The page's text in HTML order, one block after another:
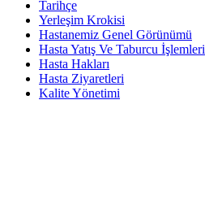
Tarihçe
Yerleşim Krokisi
Hastanemiz Genel Görünümü
Hasta Yatış Ve Taburcu İşlemleri
Hasta Hakları
Hasta Ziyaretleri
Kalite Yönetimi